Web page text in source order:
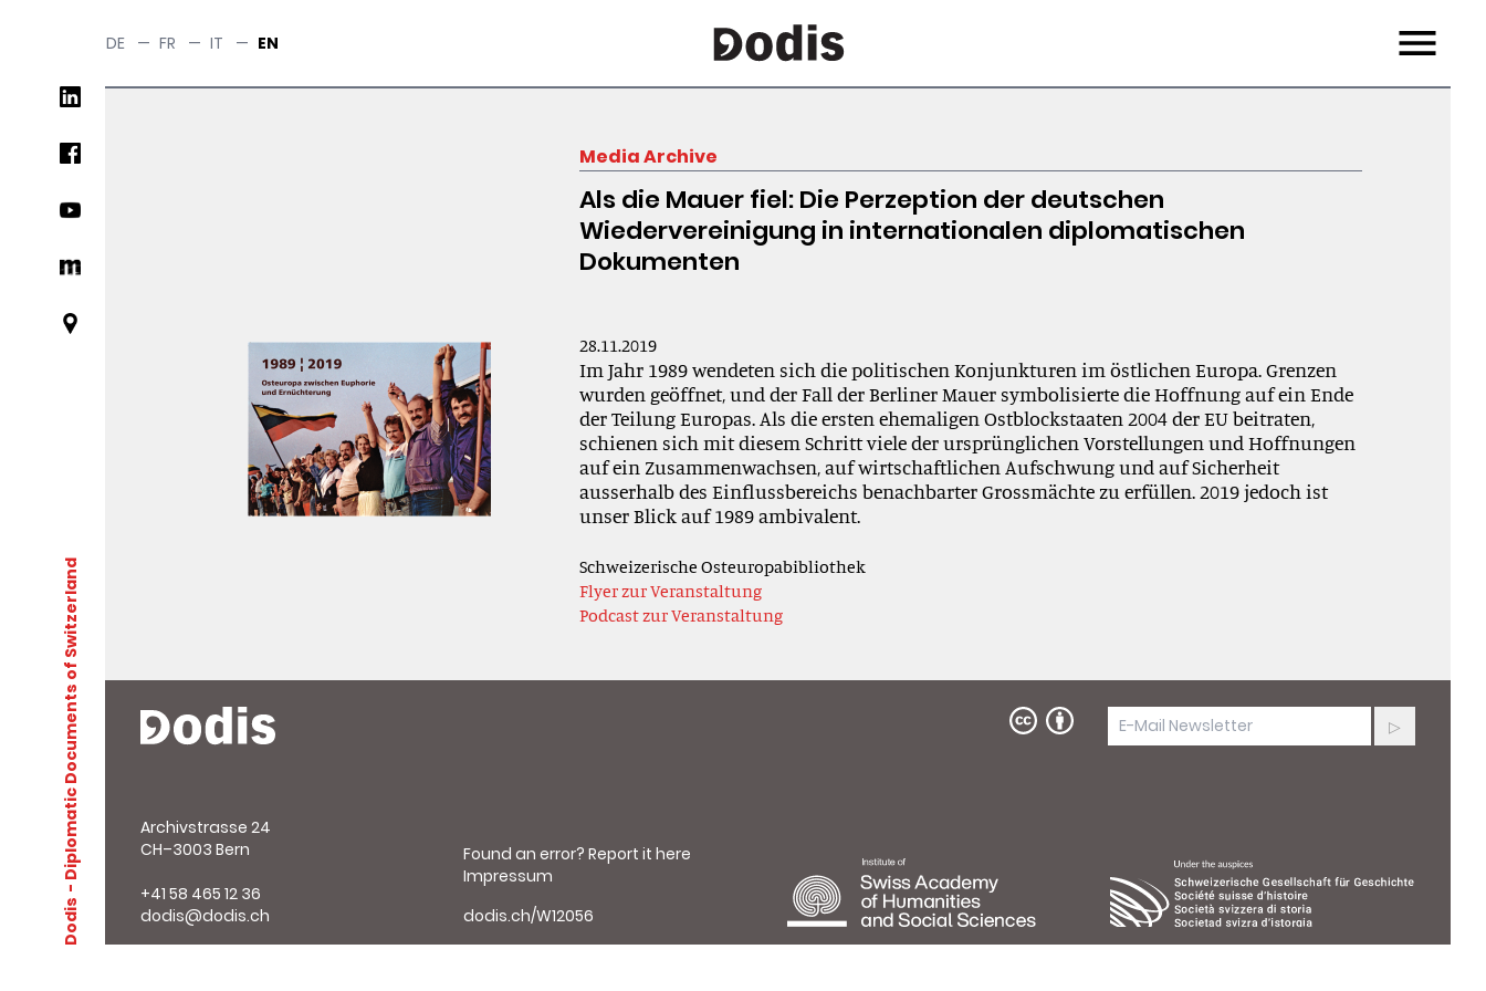
content
DE — FR — IT — EN
Menu
Social
links
Dodis
- Diplomatic Documents of Switzerland
Media Archive
Als die Mauer fiel: Die Perzeption der deutschen
Wiedervereinigung in internationalen diplomatischen
Dokumenten
28.11.2019
Im Jahr 1989 wendeten sich die politischen Konjunkturen im östlichen Europa. Grenzen
wurden geöffnet, und der Fall der Berliner Mauer symbolisierte die Hoffnung auf ein Ende
der Teilung Europas. Als die ersten ehemaligen Ostblockstaaten 2004 der EU beitraten,
schienen sich mit diesem Schritt viele der ursprünglichen Vorstellungen und Hoffnungen
auf ein Zusammenwachsen, auf wirtschaftlichen Aufschwung und auf Sicherheit
ausserhalb des Einflussbereichs benachbarter Grossmächte zu erfüllen. 2019 jedoch ist
unser Blick auf 1989 ambivalent.
Schweizerische Osteuropabibliothek
Flyer zur Veranstaltung
Podcast zur Veranstaltung
Archivstrasse 24
CH–3003 Bern
+41 58 465 12 36
dodis@dodis.ch
Found an error?Report it here
Impressum
dodis.ch/W12056